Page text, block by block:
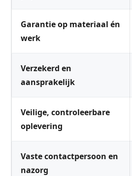
Garantie op materiaal én
werk
Verzekerd en
aansprakelijk
Veilige, controleerbare
oplevering
Vaste contactpersoon en
nazorg